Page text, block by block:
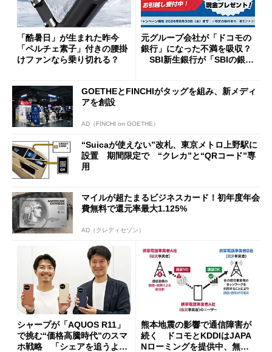
「酷暑日」が生まれた昨今
「ペルチェ素子」付きの腰掛
けファンなら乗り切れる？
元グループ会社が「ドコモの
銀行」になった不満を吸収？
SBI新生銀行が「SBIの銀
開催
GOETHEとFINCHIがタッグを組み、新メディ
アを創設
AD（FINCHI on GOETHE）
“Suicaが使えない”改札、東京メトロ上野駅に
設置 期間限定で “クレカ”と“QRコード”専
用
マイルが超たまるビジネスカード！初年度年会
費無料で還元率最大1.125%
AD（クレディセゾン）
シャープが「AQUOS R11」
で挑む“価格高騰時代”のスマ
ホ戦略 「シェアを追うより
熊本地震の影響で通信障害が
続く ドコモとKDDIはJAPA
Nローミングを提供中、無料